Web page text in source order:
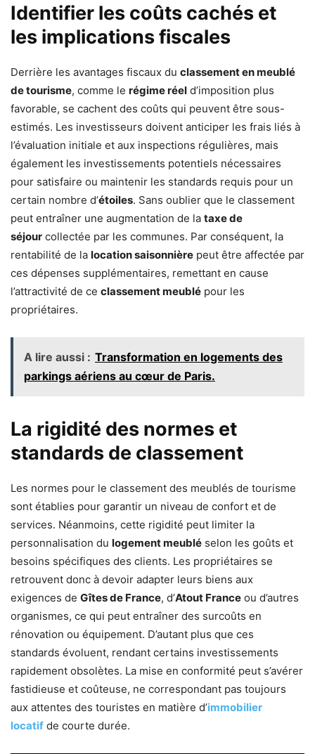
Identifier les coûts cachés et
les implications fiscales
Derrière les avantages fiscaux du classement en meublé
de tourisme, comme le régime réel d’imposition plus
favorable, se cachent des coûts qui peuvent être sous-
estimés. Les investisseurs doivent anticiper les frais liés à
l’évaluation initiale et aux inspections régulières, mais
également les investissements potentiels nécessaires
pour satisfaire ou maintenir les standards requis pour un
certain nombre d’étoiles. Sans oublier que le classement
peut entraîner une augmentation de la taxe de
séjour collectée par les communes. Par conséquent, la
rentabilité de la location saisonnière peut être affectée par
ces dépenses supplémentaires, remettant en cause
l’attractivité de ce classement meublé pour les
propriétaires.
A lire aussi : Transformation en logements des
parkings aériens au cœur de Paris.
La rigidité des normes et
standards de classement
Les normes pour le classement des meublés de tourisme
sont établies pour garantir un niveau de confort et de
services. Néanmoins, cette rigidité peut limiter la
personnalisation du logement meublé selon les goûts et
besoins spécifiques des clients. Les propriétaires se
retrouvent donc à devoir adapter leurs biens aux
exigences de Gîtes de France, d’Atout France ou d’autres
organismes, ce qui peut entraîner des surcoûts en
rénovation ou équipement. D’autant plus que ces
standards évoluent, rendant certains investissements
rapidement obsolètes. La mise en conformité peut s’avérer
fastidieuse et coûteuse, ne correspondant pas toujours
aux attentes des touristes en matière d’immobilier
locatif de courte durée.